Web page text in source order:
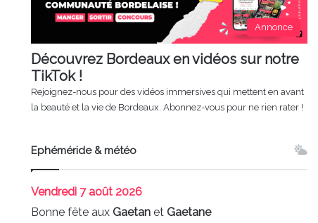
Annonce
Découvrez Bordeaux en vidéos sur notre
TikTok !
Rejoignez-nous pour des vidéos immersives qui mettent en avant
la beauté et la vie de Bordeaux. Abonnez-vous pour ne rien rater !
Ephéméride & météo
Vendredi 7 août 2026
Bonne fête auxGaetan etGaetane